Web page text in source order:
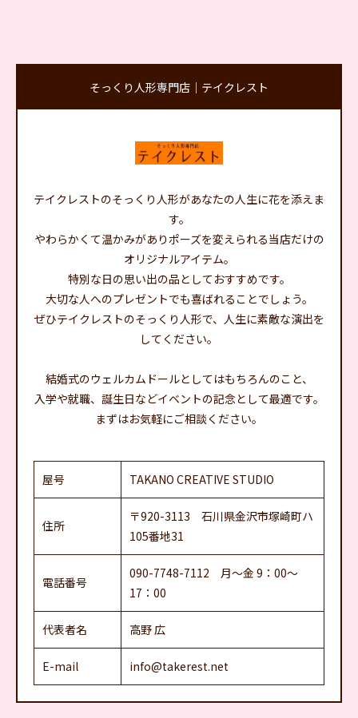
そっくり人形専門店｜テイクレスト
テイクレストのそっくり人形があなたの人生に花を添えま
す。
やわらかくて温かみがありポーズを変えられる当店だけの
オリジナルアイテム。
特別な日の思い出の品としておすすめです。
大切な人へのプレゼントでも喜ばれることでしょう。
ぜひテイクレストのそっくり人形で、人生に素敵な演出を
してください。
結婚式のウェルカムドールとしてはもちろんのこと、
入学や就職、誕生日などイベントの記念として最適です。
まずはお気軽にご相談ください。
屋号 TAKANO CREATIVE STUDIO
住所
〒920-3113 石川県金沢市塚崎町ハ
105番地31
電話番号
090-7748-7112 月～金 9：00～
17：00
代表者名 高野 広
E-mail info@takerest.net